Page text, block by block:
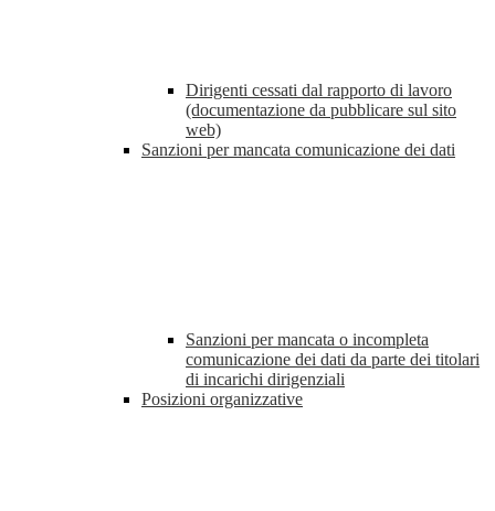
Dirigenti cessati dal rapporto di lavoro
(documentazione da pubblicare sul sito
web)
Sanzioni per mancata comunicazione dei dati
Sanzioni per mancata o incompleta
comunicazione dei dati da parte dei titolari
di incarichi dirigenziali
Posizioni organizzative